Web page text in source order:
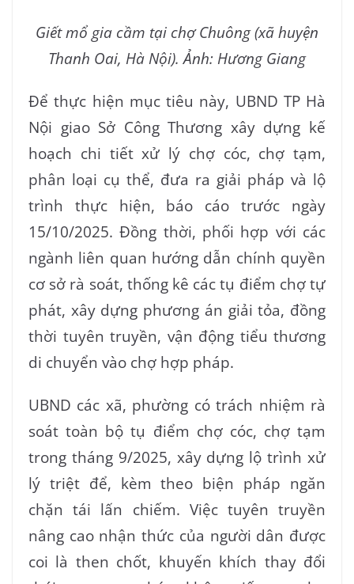
Giết mổ gia cầm tại chợ Chuông (xã huyện
Thanh Oai, Hà Nội). Ảnh: Hương Giang
Để thực hiện mục tiêu này, UBND TP Hà
Nội giao Sở Công Thương xây dựng kế
hoạch chi tiết xử lý chợ cóc, chợ tạm,
phân loại cụ thể, đưa ra giải pháp và lộ
trình thực hiện, báo cáo trước ngày
15/10/2025. Đồng thời, phối hợp với các
ngành liên quan hướng dẫn chính quyền
cơ sở rà soát, thống kê các tụ điểm chợ tự
phát, xây dựng phương án giải tỏa, đồng
thời tuyên truyền, vận động tiểu thương
di chuyển vào chợ hợp pháp.
UBND các xã, phường có trách nhiệm rà
soát toàn bộ tụ điểm chợ cóc, chợ tạm
trong tháng 9/2025, xây dựng lộ trình xử
lý triệt để, kèm theo biện pháp ngăn
chặn tái lấn chiếm. Việc tuyên truyền
nâng cao nhận thức của người dân được
coi là then chốt, khuyến khích thay đổi